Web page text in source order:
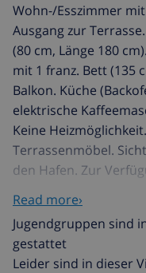
Wohn-/Esszimmer
Ausgang zur
(80 cm, Länge 180
mit 1 franz. Bett (135
Balkon. Küche
elektrische
Keine
Terrassenmöbel.
den Hafen. Zur
HUTG-004717 // Reg.
004717-061
Read more›
Jugendgruppen sind
gestattet
Leider sind in dieser